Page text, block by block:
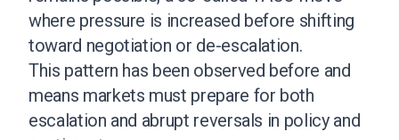
where pressure is increased before shifting
toward negotiation or de-escalation.
This pattern has been observed before and
means markets must prepare for both
escalation and abrupt reversals in policy and